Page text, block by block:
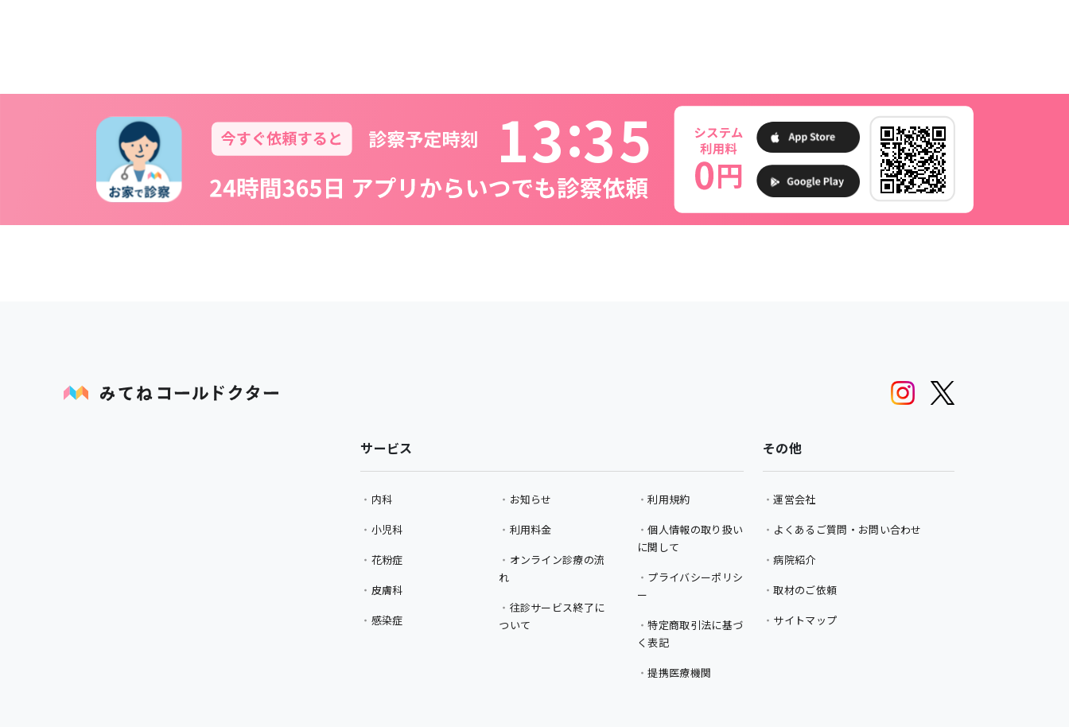
13 35
サービス
内科
小児科
花粉症
皮膚科
感染症
お知らせ
利用料金
オンライン診療の流
れ
往診サービス終了に
ついて
利用規約
個人情報の取り扱い
に関して
プライバシーポリシ
ー
特定商取引法に基づ
く表記
提携医療機関
その他
運営会社
よくあるご質問・お問い合わせ
病院紹介
取材のご依頼
サイトマップ